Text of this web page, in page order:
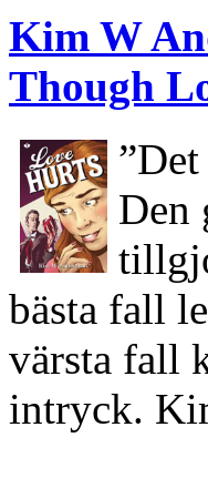
Kim W
Though
Den
bästa fall
värsta fall
intryck.